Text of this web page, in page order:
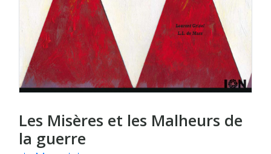
Les Misères et les Malheurs de
la guerre